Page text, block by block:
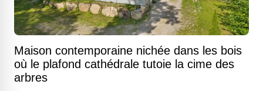
Maison contemporaine nichée dans les bois
où le plafond cathédrale tutoie la cime des
arbres